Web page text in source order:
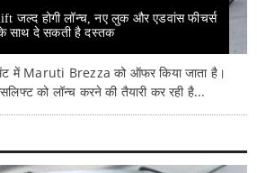
जल्द होगी लॉन्च, नए लुक और एडवांस फीचर्स
साथ दे सकती है दस्तक
में Maruti Brezza को ऑफर किया जाता है।
को लॉन्च करने की तैयारी कर रही है...